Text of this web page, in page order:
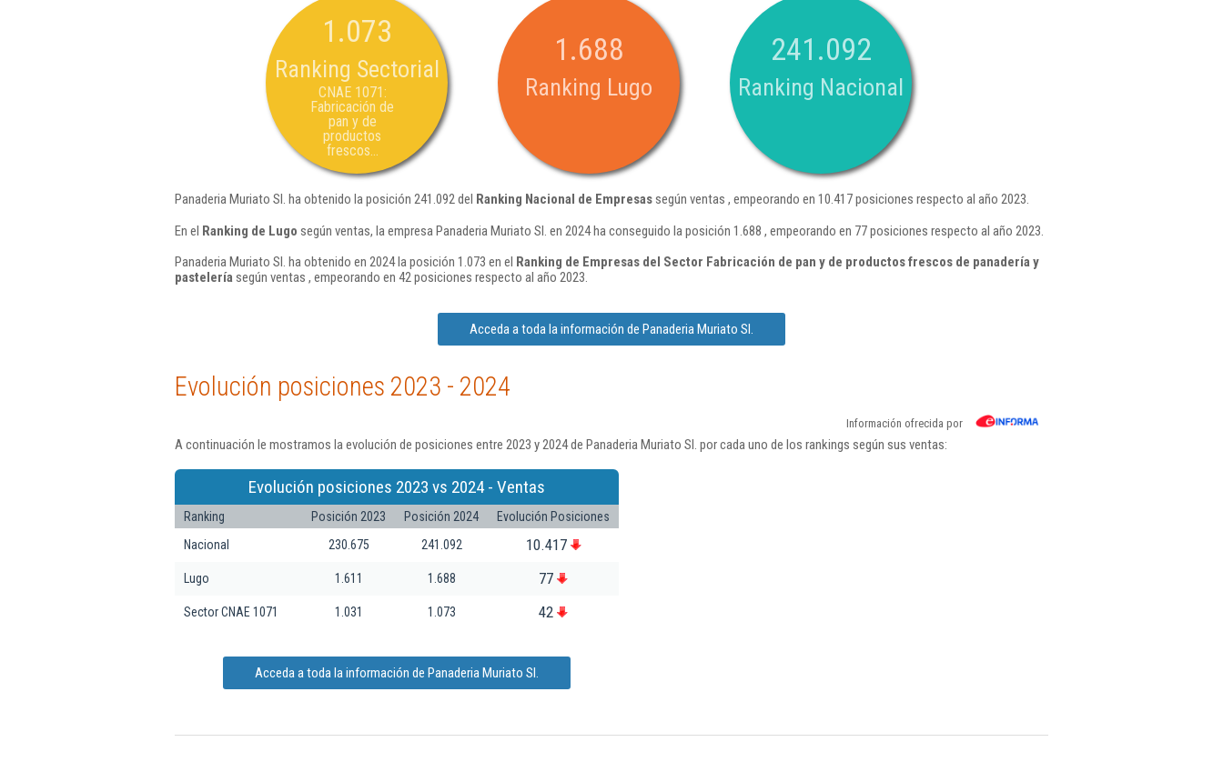
1.073
Ranking Sectorial
CNAE 1071:
Fabricación de
pan y de
productos
frescos...
1.688
Ranking Lugo
241.092
Ranking Nacional
Panaderia Muriato Sl. ha obtenido la posición 241.092 del Ranking Nacional de Empresassegún ventas , empeorando en 10.417 posiciones respecto al año 2023.
En el Ranking de Lugo según ventas, la empresa Panaderia Muriato Sl. en 2024 ha conseguido la posición 1.688 , empeorando en 77 posiciones respecto al año 2023.
Panaderia Muriato Sl. ha obtenido en 2024 la posición 1.073 en el Ranking de Empresas del Sector Fabricación de pan y de productos frescos de panadería y
pasteleríasegún ventas , empeorando en 42 posiciones respecto al año 2023.
Acceda a toda la información de Panaderia Muriato Sl.
Evolución posiciones 2023 - 2024
Información ofrecida por
A continuación le mostramos la evolución de posiciones entre 2023 y 2024 de Panaderia Muriato Sl. por cada uno de los rankings según sus ventas:
Evolución posiciones 2023 vs 2024 - Ventas
Ranking Posición 2023 Posición 2024
Evolución Posiciones
Nacional
230.675 241.092 10.417
Lugo 1.611 1.688 77
Sector CNAE 1071 1.031 1.073 42
Acceda a toda la información de Panaderia Muriato Sl.